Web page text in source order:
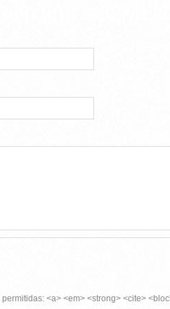
permitidas: <a> <em> <strong> <cite>